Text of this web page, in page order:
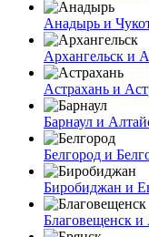
Анадырь и
Архангельск и
Астрахань и
Барнаул и
Белгород и
Биробиджан и
Благовещенск и